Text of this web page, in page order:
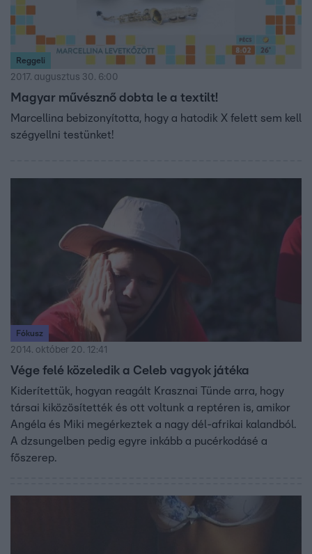
Reggeli
2017. augusztus 30. 6:00
Magyar művésznő dobta le a textilt!
Marcellina bebizonyította, hogy a hatodik X felett sem kell
szégyellni testünket!
Fókusz
2014. október 20. 12:41
Vége felé közeledik a Celeb vagyok játéka
Kiderítettük, hogyan reagált Krasznai Tünde arra, hogy
társai kiközösítették és ott voltunk a reptéren is, amikor
Angéla és Miki megérkeztek a nagy dél-afrikai kalandból.
A dzsungelben pedig egyre inkább a pucérkodásé a
főszerep.